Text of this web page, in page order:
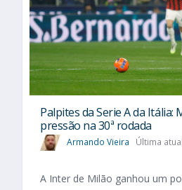
Palpites da Serie A da Itália:
pressão na 30ª rodada
Armando Vieira Última
A Inter de Milão ganhou um